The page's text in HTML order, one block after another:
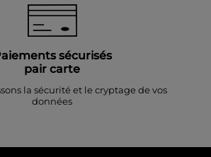
sécurisés
pair carte
la sécurité et le cryptage de vos
données